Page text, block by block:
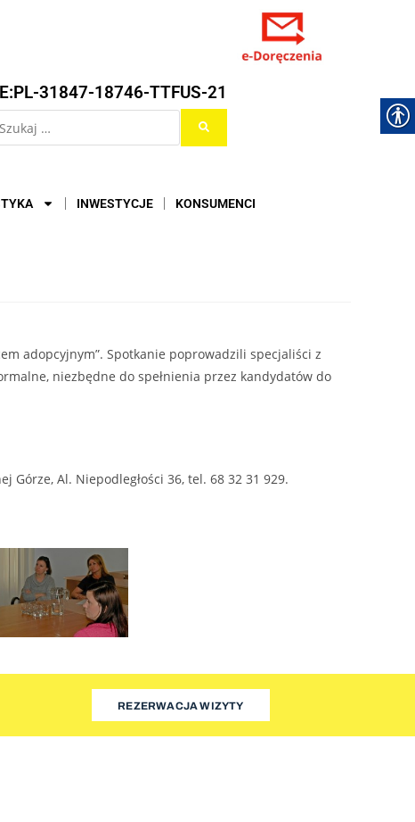
31847-18746-TTFUS-21
INWESTYCJE KONSUMENCI
adopcyjnym”. Spotkanie poprowadzili specjaliści z
niezbędne do spełnienia przez kandydatów do
Górze, Al. Niepodległości 36, tel. 68 32 31 929.
REZERWACJA WIZYTY